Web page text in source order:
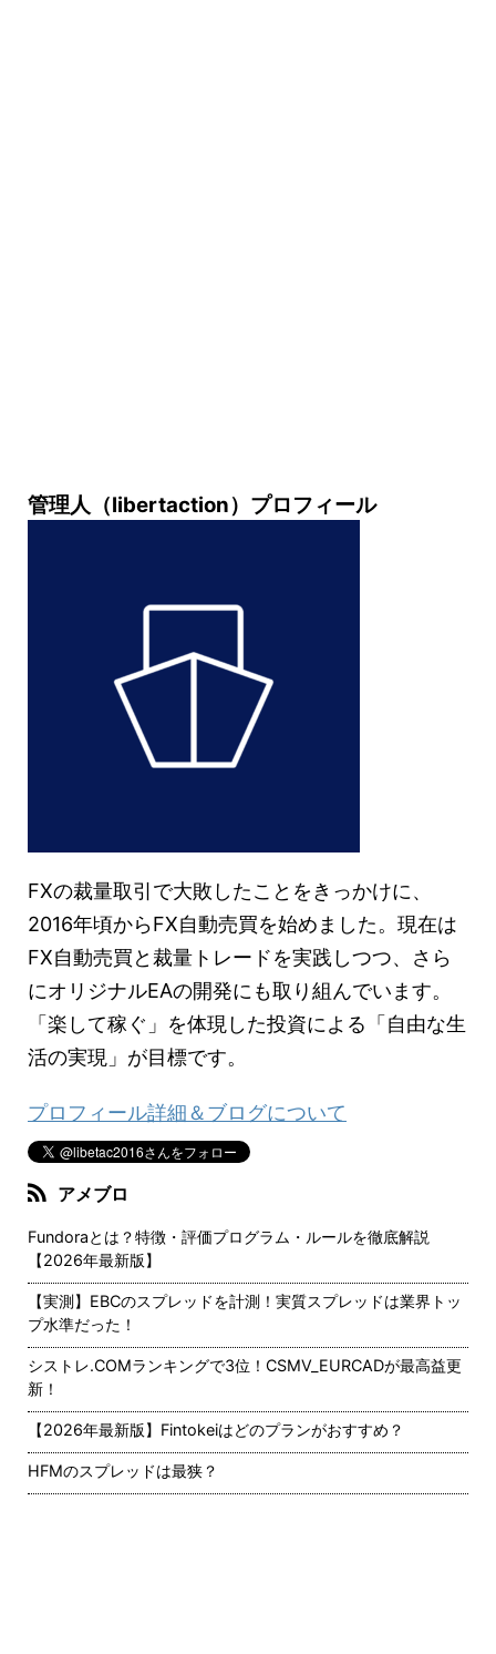
管理人（libertaction）プロフィール
FXの裁量取引で大敗したことをきっかけに、
2016年頃からFX自動売買を始めました。現在は
FX自動売買と裁量トレードを実践しつつ、さら
にオリジナルEAの開発にも取り組んでいます。
「楽して稼ぐ」を体現した投資による「自由な生
活の実現」が目標です。
プロフィール詳細＆ブログについて
アメブロ
Fundoraとは？特徴・評価プログラム・ルールを徹底解説
【2026年最新版】
【実測】EBCのスプレッドを計測！実質スプレッドは業界トッ
プ水準だった！
シストレ.COMランキングで3位！CSMV_EURCADが最高益更
新！
【2026年最新版】Fintokeiはどのプランがおすすめ？
HFMのスプレッドは最狭？